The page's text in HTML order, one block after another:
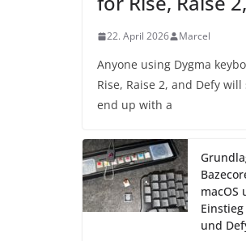
22. April 2026 Marcel
Anyone using Dygma
Rise, Raise 2, and Defy
end up with a
macOS
und